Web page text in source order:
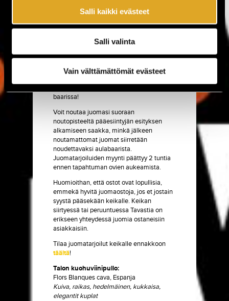
Salli kaikki evästeet
Salli valinta
Vain välttämättömät evästeet
rakentamassa kestävämpää Tavastiaa!
Syömään tai yhille ennen keikkaa?Tule
Juomatarjoilut
Haluatko nostaa keikkakäyntisi
baarissa!
Voit noutaa juomasi suoraan
noutopisteeltä pääesiintyjän esityksen
alkamiseen saakka, minkä jälkeen
noutamattomat juomat siirretään
noudettavaksi aulabaarista.
Juomatarjoiluiden myynti päättyy 2 tuntia
ennen tapahtuman ovien aukeamista.
Huomioithan, että ostot ovat lopullisia,
emmekä hyvitä juomaostoja, jos et jostain
syystä pääsekään keikalle. Keikan
siirtyessä tai peruuntuessa Tavastia on
erikseen yhteydessä juomia ostaneisiin
asiakkaisiin.
Tilaa juomatarjoilut keikalle ennakkoon
täältä!
Talon kuohuviinipullo:
Flors Blanques cava, Espanja
Kuiva, raikas, hedelmäinen, kukkaisa,
elegantit kuplat